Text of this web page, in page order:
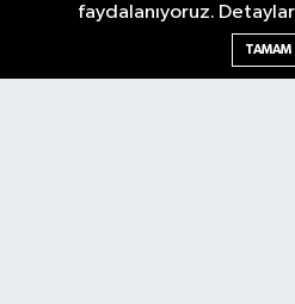
faydalanıyoruz.
TAMAM